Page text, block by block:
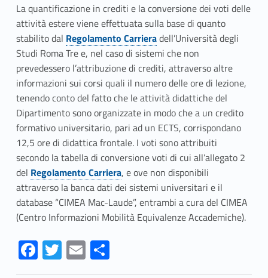
La quantificazione in crediti e la conversione dei voti delle
attività estere viene effettuata sulla base di quanto
stabilito dal Regolamento Carrieradell’Università degli
Studi Roma Tre e, nel caso di sistemi che non
prevedessero l’attribuzione di crediti, attraverso altre
informazioni sui corsi quali il numero delle ore di lezione,
tenendo conto del fatto che le attività didattiche del
Dipartimento sono organizzate in modo che a un credito
formativo universitario, pari ad un ECTS, corrispondano
12,5 ore di didattica frontale. I voti sono attribuiti
secondo la tabella di conversione voti di cui all’allegato 2
del Regolamento Carriera, e ove non disponibili
attraverso la banca dati dei sistemi universitari e il
database “CIMEA Mac-Laude”, entrambi a cura del CIMEA
(Centro Informazioni Mobilità Equivalenze Accademiche).
Fa
ce
T
w
E
m
S
h